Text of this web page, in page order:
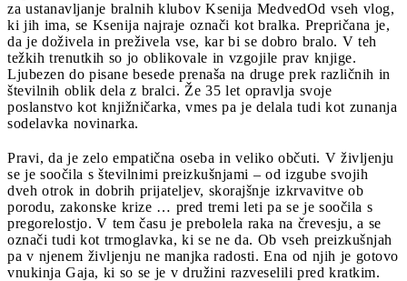
za ustanavljanje bralnih klubov Ksenija MedvedOd vseh vlog,
ki jih ima, se Ksenija najraje označi kot bralka. Prepričana je,
da je doživela in preživela vse, kar bi se dobro bralo. V teh
težkih trenutkih so jo oblikovale in vzgojile prav knjige.
Ljubezen do pisane besede prenaša na druge prek različnih in
številnih oblik dela z bralci. Že 35 let opravlja svoje
poslanstvo kot knjižničarka, vmes pa je delala tudi kot zunanja
sodelavka novinarka.
Pravi, da je zelo empatična oseba in veliko občuti. V življenju
se je soočila s številnimi preizkušnjami – od izgube svojih
dveh otrok in dobrih prijateljev, skorajšnje izkrvavitve ob
porodu, zakonske krize … pred tremi leti pa se je soočila s
pregorelostjo. V tem času je prebolela raka na črevesju, a se
označi tudi kot trmoglavka, ki se ne da. Ob vseh preizkušnjah
pa v njenem življenju ne manjka radosti. Ena od njih je gotovo
vnukinja Gaja, ki so se je v družini razveselili pred kratkim.